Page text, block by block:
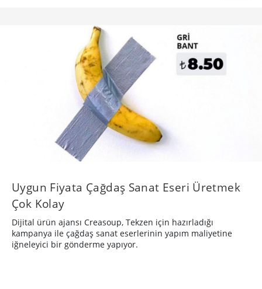
Uygun Fiyata Çağdaş Sanat Eseri Üretmek
Çok Kolay
Dijital ürün ajansı Creasoup, Tekzen için hazırladığı
kampanya ile çağdaş sanat eserlerinin yapım maliyetine
iğneleyici bir gönderme yapıyor.